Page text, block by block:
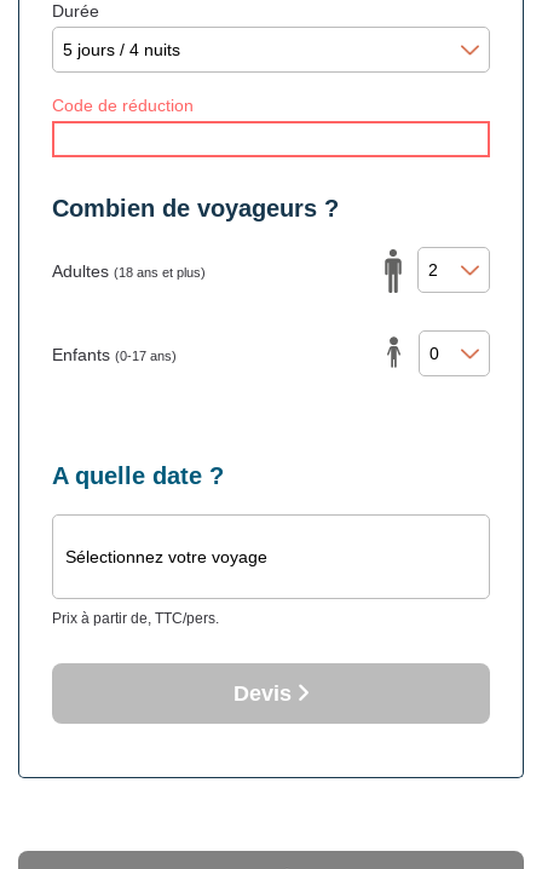
Durée
Code de réduction
Combien de voyageurs ?
Adultes (18 ans et plus)
Enfants (0-17 ans)
A quelle date ?
Sélectionnez votre voyage
Prix à partir de, TTC/pers.
Devis